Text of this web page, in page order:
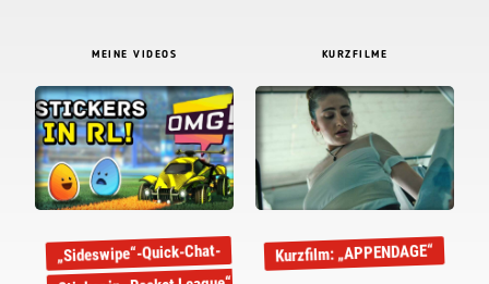
MEINE VIDEOS
„Sideswipe“-Quick-Chat-
KURZFILME
Kurzfilm: „APPENDAGE“